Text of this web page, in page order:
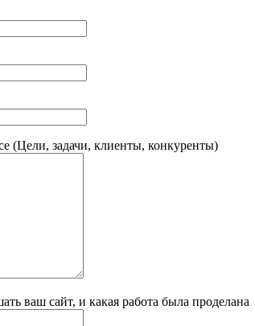
(Цели, задачи, клиенты, конкуренты)
ваш сайт, и какая работа была проделана